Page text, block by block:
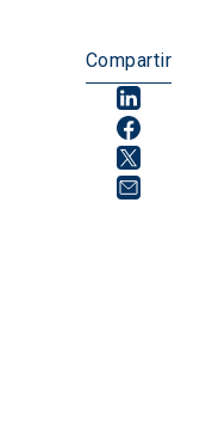
Compartir